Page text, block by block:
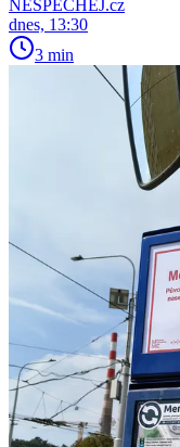
NESPECHEJ.cz
dnes, 13:30
3 min